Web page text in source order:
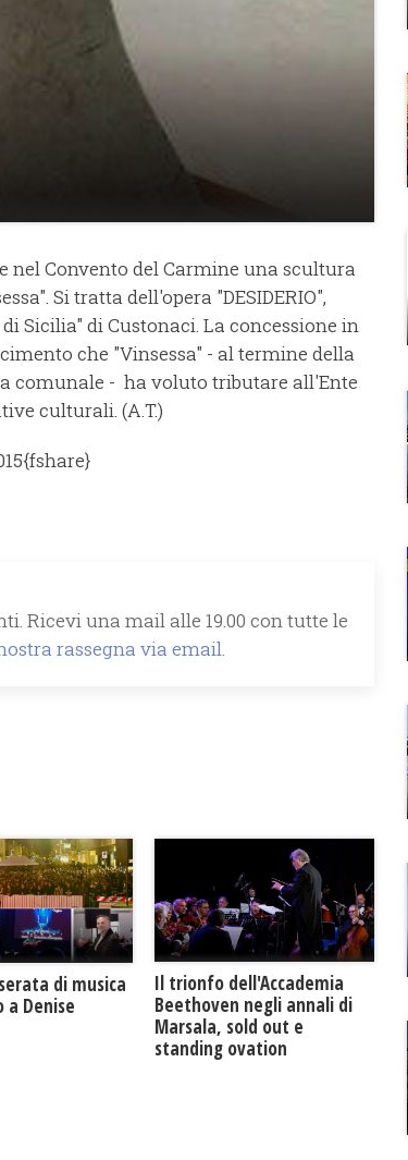
Convento del Carmine una scultura
Si tratta dell'opera "DESIDERIO",
Sicilia" di Custonaci. La concessione in
che "Vinsessa" - al termine della
comunale - ha voluto tributare all'Ente
culturali. (A.T.)
{fshare}
Ricevi una mail alle 19.00 con tutte le
rassegna via email.
di musica
a Denise
Il trionfo dell'Accademia
Beethoven negli annali di
Marsala, sold out e
standing ovation